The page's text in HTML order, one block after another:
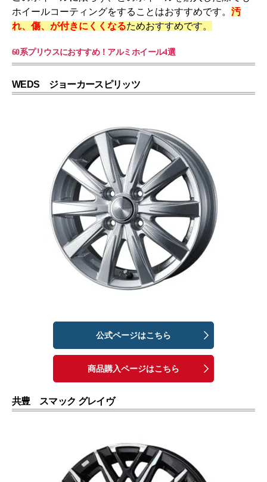
ホイールコーティングをすることはおすすめです。 汚
れ、傷、が付きにくくなるためおすすめです。
60系プリウスにおすすめ！アルミホイール4選
WEDS ジョーカースピリッツ
公式ページはこちら
商品購入ページはこちら
共豊 スマック グレイヴ